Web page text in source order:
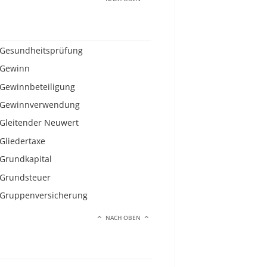
Gesundheitsprüfung
Gewinn
Gewinnbeteiligung
Gewinnverwendung
Gleitender Neuwert
Gliedertaxe
Grundkapital
Grundsteuer
Gruppenversicherung
NACH OBEN